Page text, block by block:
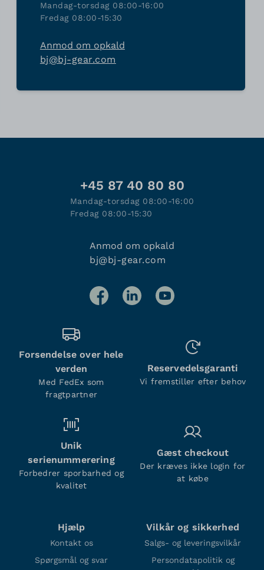
Mandag-torsdag 08:00-16:00
Fredag 08:00-15:30
Anmod om opkald
bj@bj-gear.com
+45 87 40 80 80
Mandag-torsdag 08:00-16:00
Fredag 08:00-15:30
Anmod om opkald
bj@bj-gear.com
Forsendelse over hele
verden
Med FedEx som
fragtpartner
Reservedelsgaranti
Vi fremstiller efter behov
Unik
serienummerering
Forbedrer sporbarhed og
kvalitet
Gæst checkout
Der kræves ikke login for
at købe
Hjælp
Kontakt os
Spørgsmål og svar
Vilkår og sikkerhed
Salgs- og leveringsvilkår
Persondatapolitik og